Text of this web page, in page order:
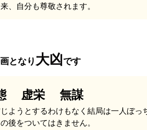
、自分も尊敬されます。
となり 大凶です
虚栄 無謀
ようとするわけもなく結局は一人ぼっ
後をついてはきません。